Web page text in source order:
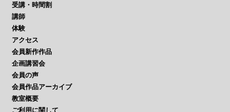
受講・時間割
講師
体験
アクセス
会員新作作品
企画講習会
会員の声
会員作品アーカイブ
教室概要
ご利用に関して